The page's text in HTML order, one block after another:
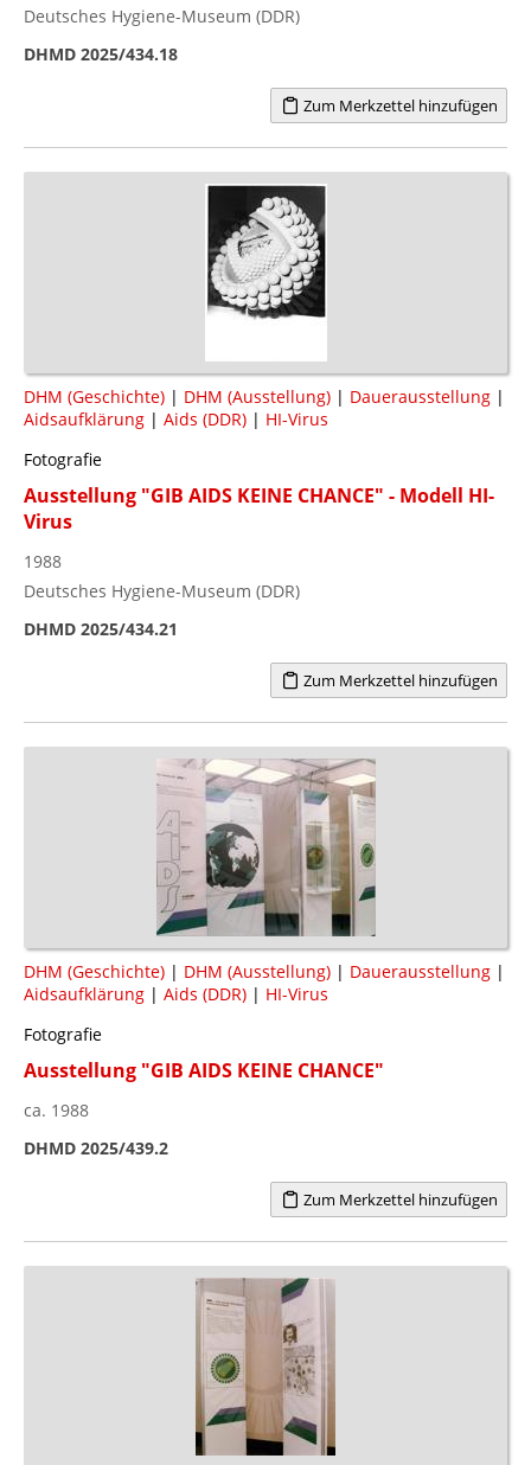
Deutsches Hygiene-Museum (DDR)
DHMD 2025/434.18
Zum Merkzettel hinzufügen
DHM (Geschichte) | DHM (Ausstellung) | Dauerausstellung |
Aidsaufklärung | Aids (DDR) | HI-Virus
Fotografie
Ausstellung "GIB AIDS KEINE CHANCE" - Modell HI-
Virus
1988
Deutsches Hygiene-Museum (DDR)
DHMD 2025/434.21
Zum Merkzettel hinzufügen
DHM (Geschichte) | DHM (Ausstellung) | Dauerausstellung |
Aidsaufklärung | Aids (DDR) | HI-Virus
Fotografie
Ausstellung "GIB AIDS KEINE CHANCE"
ca. 1988
DHMD 2025/439.2
Zum Merkzettel hinzufügen